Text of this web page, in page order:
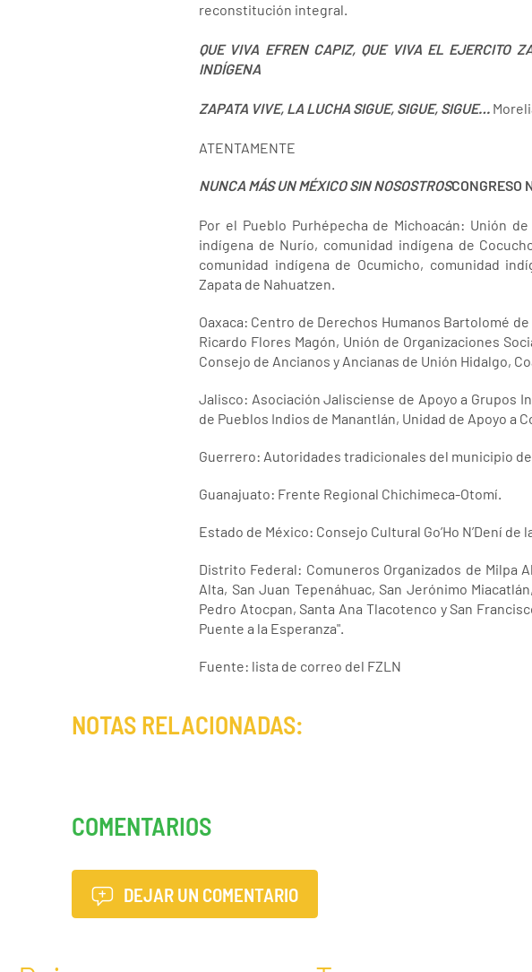
reconstitución integral.
QUE VIVA EFREN CAPIZ, QUE VIVA EL EJERCITO
INDÍGENA
ZAPATA VIVE, LA LUCHA SIGUE, SIGUE, SIGUE…
ATENTAMENTE
NUNCA MÁS UN MÉXICO SIN NOSOSTROSCONGRESO
Por el Pueblo Purhépecha de Michoacán: Unión
indígena de Nurío, comunidad indígena de
comunidad indígena de Ocumicho, comunidad
Zapata de Nahuatzen.
Oaxaca: Centro de Derechos Humanos Bartolomé
Ricardo Flores Magón, Unión de Organizaciones
Consejo de Ancianos y Ancianas de Unión Hidalgo,
Jalisco: Asociación Jalisciense de Apoyo a Grupos
de Pueblos Indios de Manantlán, Unidad de Apoyo a
Guerrero: Autoridades tradicionales del municipio
Guanajuato: Frente Regional Chichimeca-Otomí.
Estado de México: Consejo Cultural Go’Ho N’Dení
Distrito Federal: Comuneros Organizados de Milpa
Alta, San Juan Tepenáhuac, San Jerónimo
Pedro Atocpan, Santa Ana Tlacotenco y San
Puente a la Esperanza".
Fuente: lista de correo del FZLN
NOTAS RELACIONADAS:
COMENTARIOS
DEJAR UN COMENTARIO